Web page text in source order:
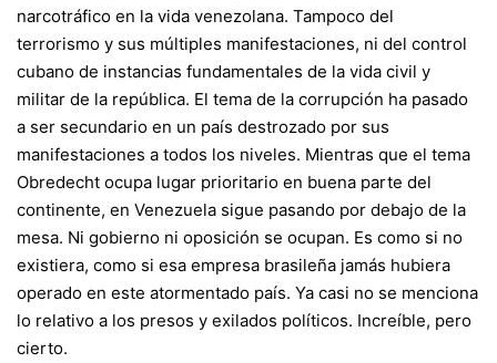
narcotráfico en la vida venezolana. Tampoco del
terrorismo y sus múltiples manifestaciones, ni del control
cubano de instancias fundamentales de la vida civil y
militar de la república. El tema de la corrupción ha pasado
a ser secundario en un país destrozado por sus
manifestaciones a todos los niveles. Mientras que el tema
Obredecht ocupa lugar prioritario en buena parte del
continente, en Venezuela sigue pasando por debajo de la
mesa. Ni gobierno ni oposición se ocupan. Es como si no
existiera, como si esa empresa brasileña jamás hubiera
operado en este atormentado país. Ya casi no se menciona
lo relativo a los presos y exilados políticos. Increíble, pero
cierto.